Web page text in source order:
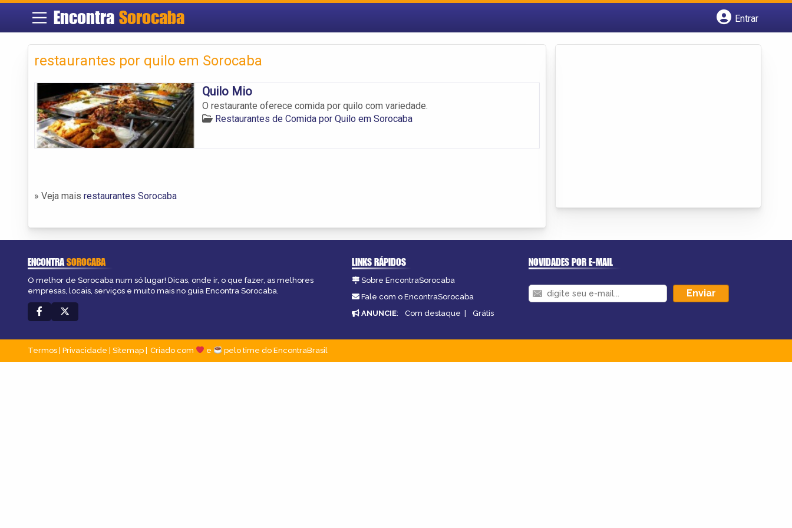
Encontra Sorocaba
Entrar
restaurantes por quilo em Sorocaba
Quilo Mio
O restaurante oferece comida por quilo com variedade.
Restaurantes de Comida por Quilo em Sorocaba
» Veja mais restaurantes Sorocaba
ENCONTRASOROCABA
O melhor de Sorocaba num só lugar! Dicas, onde ir, o que fazer, as melhores
empresas, locais, serviços e muito mais no guia Encontra Sorocaba.
LINKS RÁPIDOS
Sobre EncontraSorocaba
Fale com o EncontraSorocaba
ANUNCIE: Com destaque | Grátis
NOVIDADES POR E-MAIL
Termos | Privacidade | Sitemap Criado com e pelo time do EncontraBrasil